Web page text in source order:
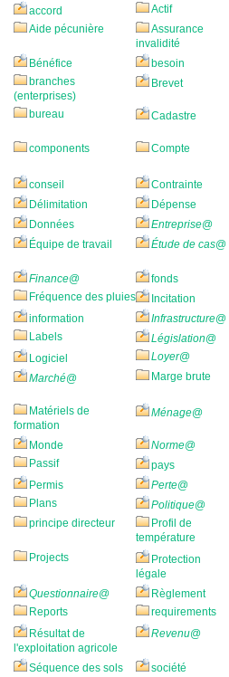
accord Actif
Aide pécunière
Assurance
invalidité
Bénéfice
besoin
branches
(enterprises)
Brevet
bureau Cadastre
components
Compte
conseil
Contrainte
Délimitation
Dépense
Données
Entreprise@
Équipe de travail
Étude de cas@
Finance@ fonds
Fréquence des pluies
Incitation
information
Infrastructure@
Labels
Législation@
Logiciel
Loyer@
Marché@ Marge brute
Matériels de
formation
Ménage@
Monde Norme@
Passif
pays
Permis
Perte@
Plans
Politique@
principe directeur
Profil de
température
Projects
Protection
légale
Questionnaire@ Règlement
Reports
requirements
Résultat de
l'exploitation agricole
Revenu@
Séquence des sols
société